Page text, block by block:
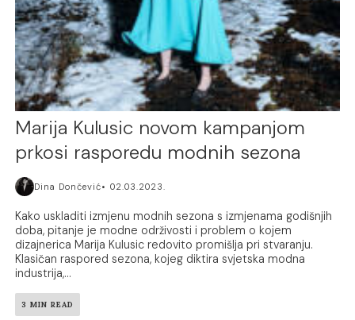
Marija Kulusic novom kampanjom
prkosi rasporedu modnih sezona
Dina Dončević 02.03.2023.
Kako uskladiti izmjenu modnih sezona s izmjenama godišnjih
doba, pitanje je modne održivosti i problem o kojem
dizajnerica Marija Kulusic redovito promišlja pri stvaranju.
Klasičan raspored sezona, kojeg diktira svjetska modna
industrija,...
3 MIN READ